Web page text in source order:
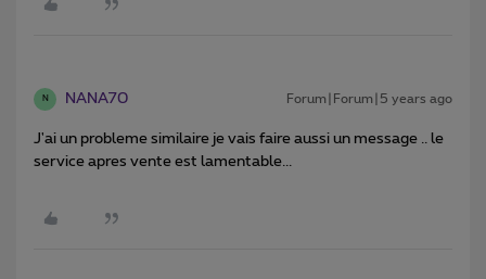
N NANA70 Forum|Forum|5 years ago
J'ai un probleme similaire je vais faire aussi un message .. le
service apres vente est lamentable...